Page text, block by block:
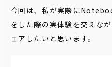
今回は、私が実際に
をした際の実体験を交えな
ェアしたいと思います。